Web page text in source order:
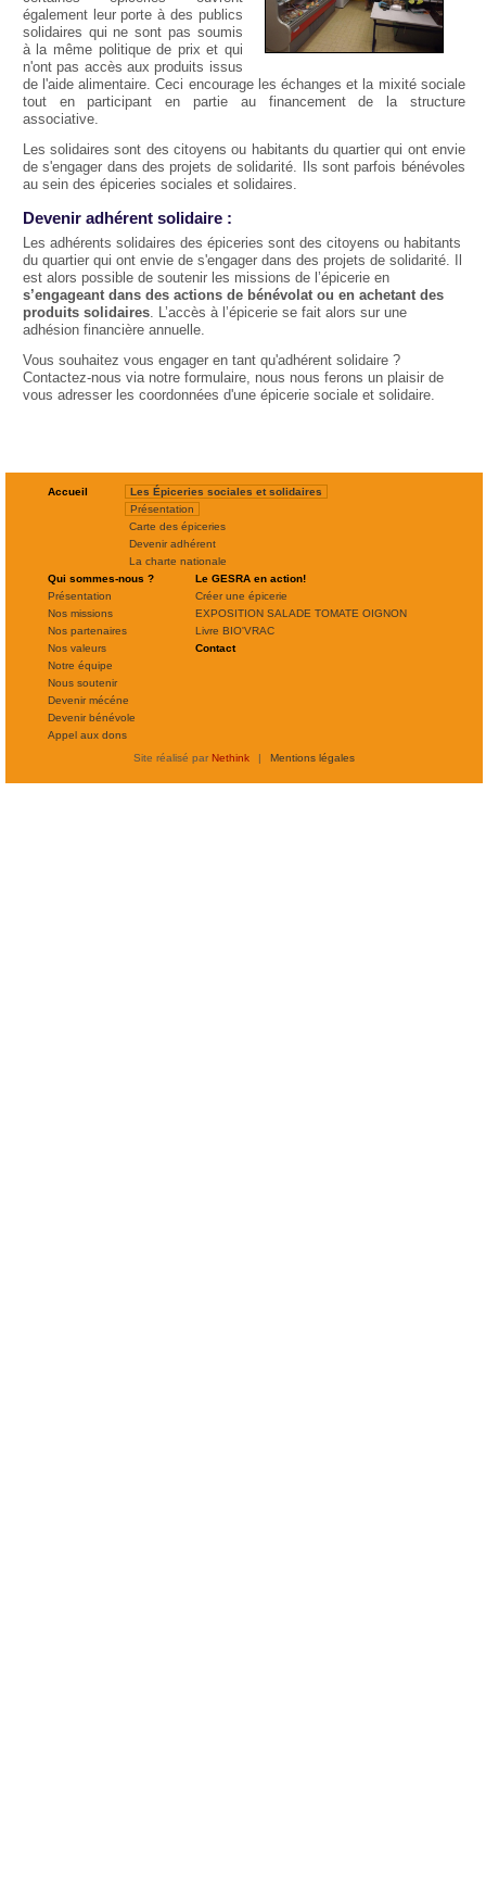
également leur porte à des publics
solidaires qui ne sont pas soumis
à la même politique de prix et qui
n'ont pas accès aux produits issus
de l'aide alimentaire. Ceci encourage les échanges et la mixité sociale
tout en participant en partie au financement de la structure
associative.
Les solidaires sont des citoyens ou habitants du quartier qui ont envie
de s'engager dans des projets de solidarité. Ils sont parfois bénévoles
au sein des épiceries sociales et solidaires.
Devenir adhérent solidaire :
Les adhérents solidaires des épiceries sont des citoyens ou habitants
du quartier qui ont envie de s'engager dans des projets de solidarité. Il
est alors possible de soutenir les missions de l’épicerie en
s’engageant dans des actions de bénévolat ou en achetant des
produits solidaires. L’accès à l’épicerie se fait alors sur une
adhésion financière annuelle.
Vous souhaitez vous engager en tant qu'adhérent solidaire ?
Contactez-nous via notre formulaire, nous nous ferons un plaisir de
vous adresser les coordonnées d'une épicerie sociale et solidaire.
Accueil
Les Épiceries sociales et solidaires
Présentation
Carte des épiceries
Devenir adhérent
La charte nationale
Qui sommes-nous ?
Présentation
Nos missions
Nos partenaires
Nos valeurs
Notre équipe
Nous soutenir
Devenir mécéne
Devenir bénévole
Appel aux dons
Le GESRA en action!
Créer une épicerie
EXPOSITION SALADE TOMATE OIGNON
Livre BIO'VRAC
Contact
Site réalisé par Nethink | Mentions légales